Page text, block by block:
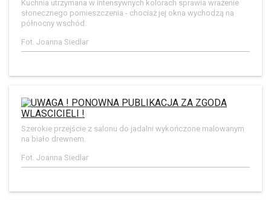
Kuchnia utrzymana w intensywnych kolorach sprawia wrażenie
słonecznego pomieszczenia - chociaż jej okna wychodzą na
północny wschód.
Fot. Joanna Siedlar
Szerokie przejście z salonu do jadalni wykończone malowanym
na biało drewnem.
Fot. Joanna Siedlar